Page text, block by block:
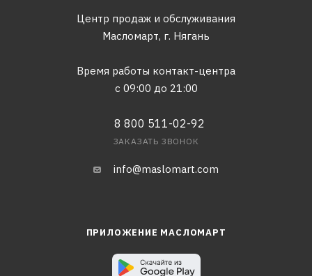
Центр продаж и обслуживания
Масломарт, г. Нягань
Время работы контакт-центра
с 09:00 до 21:00
8 800 511-02-92
ЗАКАЗАТЬ ЗВОНОК
info@maslomart.com
ПРИЛОЖЕНИЕ МАСЛОМАРТ